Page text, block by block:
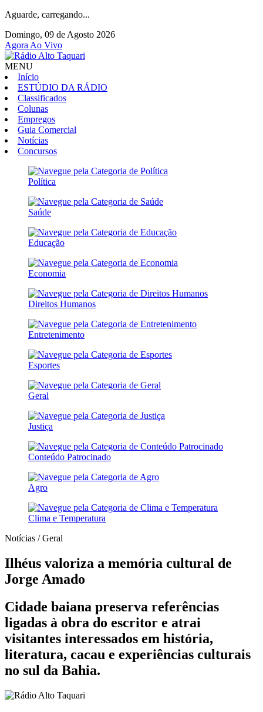
Aguarde, carregando...
Domingo, 09 de Agosto 2026
Agora Ao Vivo
MENU
Início
ESTÚDIO DA RÁDIO
Classificados
Colunas
Empregos
Guia Comercial
Notícias
Concursos
Política
Saúde
Educação
Economia
Direitos Humanos
Entretenimento
Esportes
Geral
Justiça
Conteúdo Patrocinado
Agro
Clima e Temperatura
Notícias / Geral
Ilhéus valoriza a memória cultural de
Jorge Amado
Cidade baiana preserva referências
ligadas à obra do escritor e atrai
visitantes interessados em história,
literatura, cacau e experiências culturais
no sul da Bahia.